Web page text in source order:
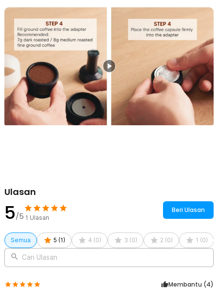
1 x Adaptor Kopi Bubuk
1 x Tamper Kopi
1 x Sendok Takar
1 x Kabel USB Type C
1 x Kantong Penyimpanan
1 x Panduan Penggunaan
Ulasan
5/5 1 Ulasan
Beri Ulasan
Semua 5 (1 ) 4 (0) 3 (0) 2 (0) 1 (0)
Cari Ulasan
Membantu (4)